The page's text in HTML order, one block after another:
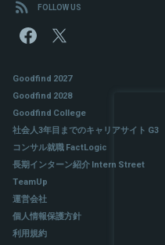
FOLLOW US
Goodfind 2027
Goodfind 2028
Goodfind College
社会人3年目までのキャリアサイト G3
コンサル就職 FactLogic
長期インターン紹介 Intern Street
TeamUp
運営会社
個人情報保護方針
利用規約